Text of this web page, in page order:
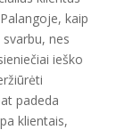
kaip
nes
ieško
padeda
klientais,